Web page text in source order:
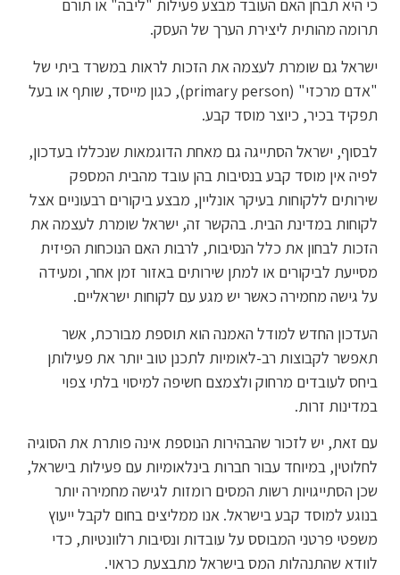
כי היא תבחן האם העובד מבצע פעילות "ליבה" או תורם
תרומה מהותית ליצירת הערך של העסק.
ישראל גם שומרת לעצמה את הזכות לראות במשרד ביתי של
"אדם מרכזי" (primary person), כגון מייסד, שותף או בעל
תפקיד בכיר, כיוצר מוסד קבע.
לבסוף, ישראל הסתייגה גם מאחת הדוגמאות שנכללו בעדכון,
לפיה אין מוסד קבע בנסיבות בהן עובד מהבית המספק
שירותים ללקוחות בעיקר אונליין, מבצע ביקורים רבעוניים אצל
לקוחות במדינת הבית. בהקשר זה, ישראל שומרת לעצמה את
הזכות לבחון את כלל הנסיבות, לרבות האם הנוכחות הפיזית
מסייעת לביקורים או למתן שירותים באזור זמן אחר, ומעידה
על גישה מחמירה כאשר יש מגע עם לקוחות ישראליים.
העדכון החדש למודל האמנה הוא תוספת מבורכת, אשר
תאפשר לקבוצות רב-לאומיות לתכנן טוב יותר את פעילותן
ביחס לעובדים מרחוק ולצמצם חשיפה למיסוי בלתי צפוי
במדינות זרות.
עם זאת, יש לזכור שהבהירות הנוספת אינה פותרת את הסוגיה
לחלוטין, במיוחד עבור חברות בינלאומיות עם פעילות בישראל,
שכן הסתייגויות רשות המסים רומזות לגישה מחמירה יותר
בנוגע למוסד קבע בישראל. אנו ממליצים בחום לקבל ייעוץ
משפטי פרטני המבוסס על עובדות ונסיבות רלוונטיות, כדי
לוודא שהתנהלות המס בישראל מתבצעת כראוי.